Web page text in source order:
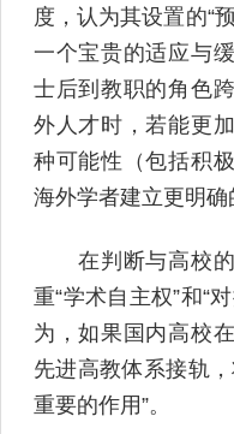
度，认为其设置的“
一个宝贵的适应与
士后到教职的角色
外人才时，若能更
种可能性（包括积
海外学者建立更明确
在判断与高校的
重“学术自主权”和“
为，如果国内高校
先进高教体系接轨
重要的作用”。